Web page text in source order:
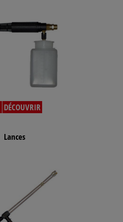
DÉCOUVRIR
Lances